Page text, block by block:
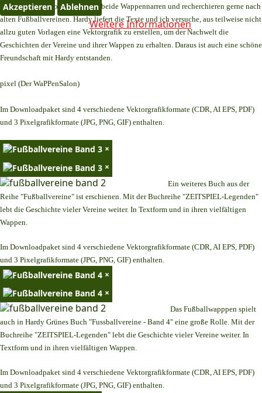
Akzeptieren Ablehnen
Weitere Informationen
teilen dasselbe Hobby. Wir sind beide Wappennarren und recherchieren gerne nach
alten Fußballvereinen. Hardy liefert die Texte und ich versuche, aus teilweise nicht
allzu guten Vorlagen eine Vektorgrafik zu erstellen, um der Nachwelt die
Geschichten der Vereine und ihrer Wappen zu erhalten. Daraus ist auch eine schöne
Freundschaft mit Hardy entstanden.
pixel (Der WaPPenSalon)
Im Downloadpaket sind 4 verschiedene Vektorgrafikformate (CDR, AI EPS, PDF)
und 3 Pixelgrafikformate (JPG, PNG, GIF) enthalten.
×
×
Ein weiteres Buch aus der
Reihe "Fußballvereine" ist erschienen. Mit der Buchreihe "ZEITSPIEL-Legenden"
lebt die Geschichte vieler Vereine weiter. In Textform und in ihren vielfältigen
Wappen.
Im Downloadpaket sind 4 verschiedene Vektorgrafikformate (CDR, AI EPS, PDF)
und 3 Pixelgrafikformate (JPG, PNG, GIF) enthalten.
×
×
Das Fußballwapppen spielt
auch in Hardy Grünes Buch "Fussballvereine - Band 4" eine große Rolle. Mit der
Buchreihe "ZEITSPIEL-Legenden" lebt die Geschichte vieler Vereine weiter. In
Textform und in ihren vielfältigen Wappen.
Im Downloadpaket sind 4 verschiedene Vektorgrafikformate (CDR, AI EPS, PDF)
und 3 Pixelgrafikformate (JPG, PNG, GIF) enthalten.